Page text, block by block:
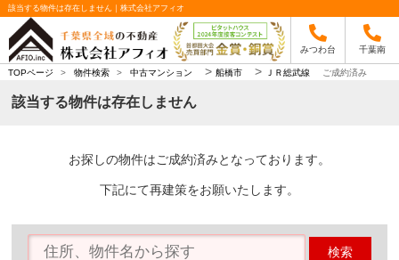
該当する物件は存在しません｜株式会社アフィオ
みつわ台 千葉南
TOPページ > 物件検索 > 中古マンション > 船橋市 > ＪＲ総武線 ご成約済み
該当する物件は存在しません
お探しの物件はご成約済みとなっております。
下記にて再建策をお願いたします。
検索